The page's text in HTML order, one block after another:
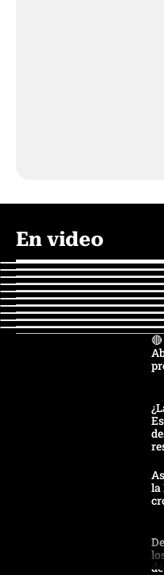
En video
la